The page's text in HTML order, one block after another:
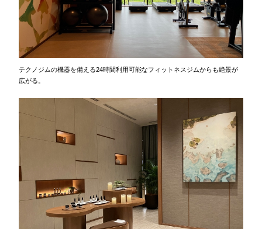
テクノジムの機器を備える24時間利用可能なフィットネスジムからも絶景が
広がる。